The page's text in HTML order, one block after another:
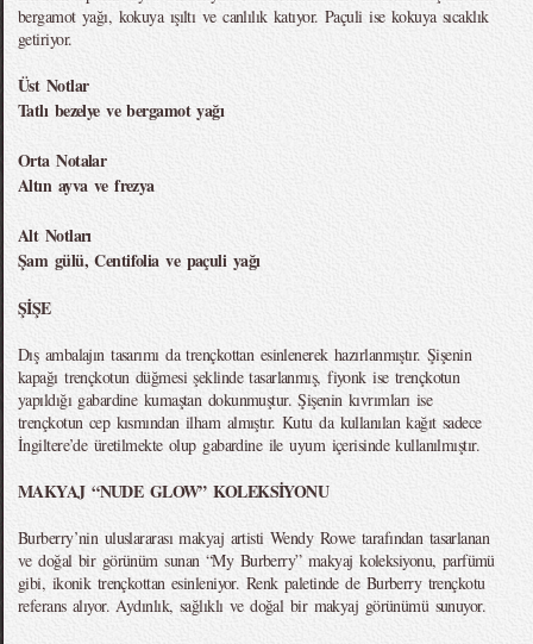
bergamot yağı, kokuya ışıltı ve canlılık katıyor. Paçuli ise kokuya sıcaklık
getiriyor.
Üst Notlar
Tatlı bezelye ve bergamot yağı
Orta Notalar
Altın ayva ve frezya
Alt Notları
Şam gülü, Centifolia ve paçuli yağı
ŞİŞE
Dış ambalajın tasarımı da trençkottan esinlenerek hazırlanmıştır. Şişenin
kapağı trençkotun düğmesi şeklinde tasarlanmış, fiyonk ise trençkotun
yapıldığı gabardine kumaştan dokunmuştur. Şişenin kıvrımları ise
trençkotun cep kısmından ilham almıştır. Kutu da kullanılan kağıt sadece
İngiltere’de üretilmekte olup gabardine ile uyum içerisinde kullanılmıştır.
MAKYAJ “NUDE GLOW” KOLEKSİYONU
Burberry’nin uluslararası makyaj artisti Wendy Rowe tarafından tasarlanan
ve doğal bir görünüm sunan “My Burberry” makyaj koleksiyonu, parfümü
gibi, ikonik trençkottan esinleniyor. Renk paletinde de Burberry trençkotu
referans alıyor. Aydınlık, sağlıklı ve doğal bir makyaj görünümü sunuyor.